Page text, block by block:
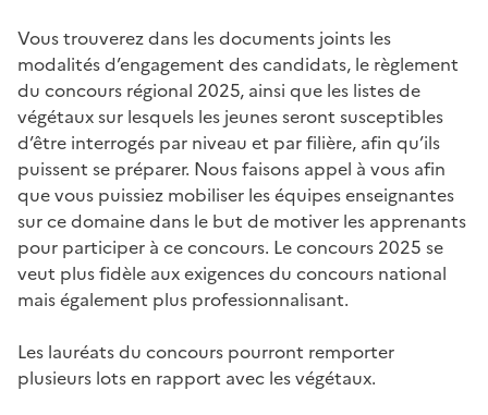
Vous trouverez dans les documents joints les
modalités d’engagement des candidats, le règlement
du concours régional 2025, ainsi que les listes de
végétaux sur lesquels les jeunes seront susceptibles
d’être interrogés par niveau et par filière, afin qu’ils
puissent se préparer. Nous faisons appel à vous afin
que vous puissiez mobiliser les équipes enseignantes
sur ce domaine dans le but de motiver les apprenants
pour participer à ce concours. Le concours 2025 se
veut plus fidèle aux exigences du concours national
mais également plus professionnalisant.
Les lauréats du concours pourront remporter
plusieurs lots en rapport avec les végétaux.